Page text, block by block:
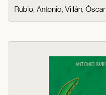
Rubio, Antonio; Villán, Óscar